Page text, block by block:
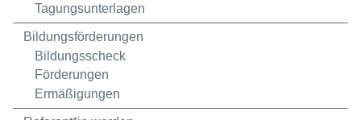
Tagungsunterlagen
Bildungsförderungen
Bildungsscheck
Förderungen
Ermäßigungen